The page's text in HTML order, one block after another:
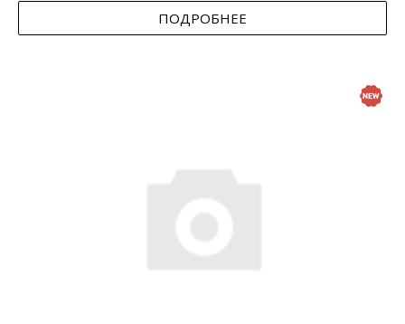
ПОДРОБНЕЕ